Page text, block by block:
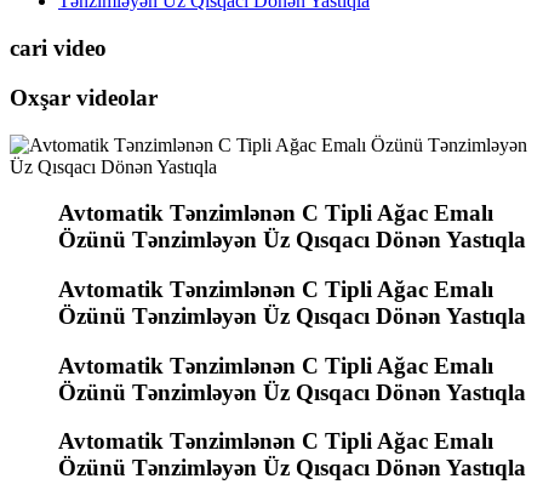
cari video
Oxşar videolar
Avtomatik Tənzimlənən C Tipli Ağac Emalı
Özünü Tənzimləyən Üz Qısqacı Dönən Yastıqla
Avtomatik Tənzimlənən C Tipli Ağac Emalı
Özünü Tənzimləyən Üz Qısqacı Dönən Yastıqla
Avtomatik Tənzimlənən C Tipli Ağac Emalı
Özünü Tənzimləyən Üz Qısqacı Dönən Yastıqla
Avtomatik Tənzimlənən C Tipli Ağac Emalı
Özünü Tənzimləyən Üz Qısqacı Dönən Yastıqla